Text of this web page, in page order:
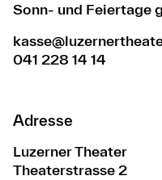
Sonn- und Feiertage
041 228 14 14
Adresse
Luzerner Theater
Theaterstrasse 2